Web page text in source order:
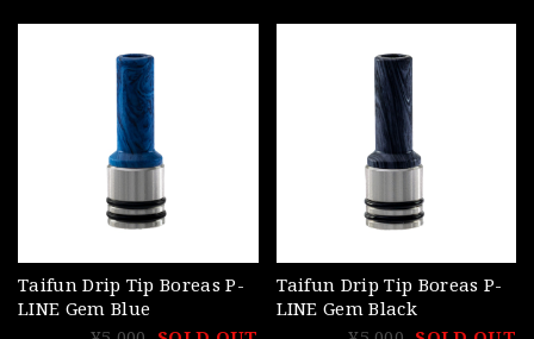
Taifun Drip Tip Boreas P-
LINE Gem Blue
Taifun Drip Tip Boreas P-
LINE Gem Black